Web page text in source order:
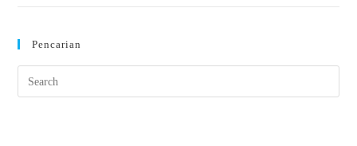
Pencarian